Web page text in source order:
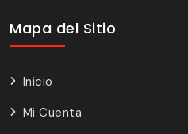
Mapa del Sitio
Inicio
Mi Cuenta